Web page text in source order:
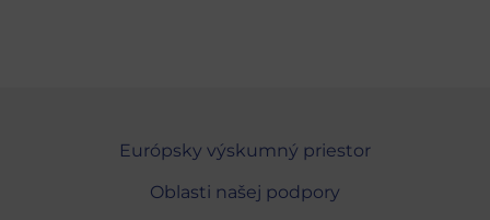
Európsky výskumný priestor
Oblasti našej podpory